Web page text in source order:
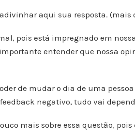
aqui sua resposta. (mais
pois está impregnado em
entender que nossa
de mudar o dia de uma
negativo, tudo vai
mais sobre essa questão,